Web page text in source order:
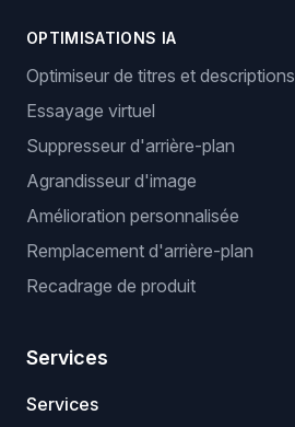
OPTIMISATIONS IA
Optimiseur de titres et descriptions
Essayage virtuel
Suppresseur d'arrière-plan
Agrandisseur d'image
Amélioration personnalisée
Remplacement d'arrière-plan
Recadrage de produit
Services
Services